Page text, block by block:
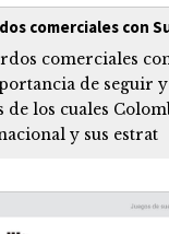
comerciales con
comerciales
de seguir
de los cuales
y sus estrat